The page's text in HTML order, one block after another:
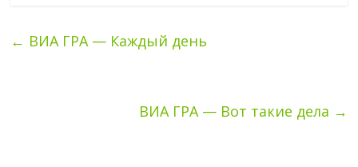
← ВИА ГРА — Каждый день
ВИА ГРА — Вот такие дела →